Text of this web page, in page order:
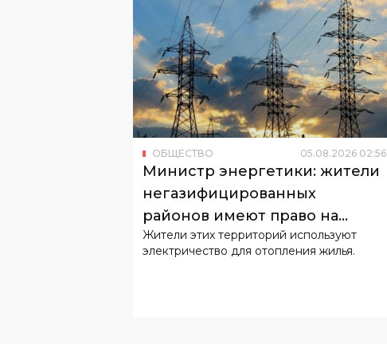
ОБЩЕСТВО 05.08.2026 02:56
Министр энергетики: жители
негазифицированных
районов имеют право на
льготный тариф
Жители этих территорий используют
электричество для отопления жилья.